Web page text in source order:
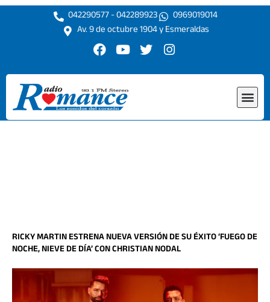
Ir
042290577 - 042289923
0969019014
Av. 9 de octubre 1904 y Esmeraldas
F
c
e
b
o
o
Y
u
t
u
b
e
T
i
r
I
s
r
RICKY MARTIN ESTRENA NUEVA VERSIÓN DE SU ÉXITO ‘FUEGO DE
NOCHE, NIEVE DE DÍA’ CON CHRISTIAN NODAL